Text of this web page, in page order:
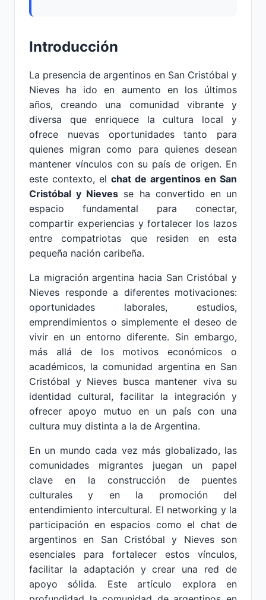
Introducción
La presencia de argentinos en San Cristóbal y
Nieves ha ido en aumento en los últimos
años, creando una comunidad vibrante y
diversa que enriquece la cultura local y
ofrece nuevas oportunidades tanto para
quienes migran como para quienes desean
mantener vínculos con su país de origen. En
este contexto, el chat de argentinos en San
Cristóbal y Nieves se ha convertido en un
espacio fundamental para conectar,
compartir experiencias y fortalecer los lazos
entre compatriotas que residen en esta
pequeña nación caribeña.
La migración argentina hacia San Cristóbal y
Nieves responde a diferentes motivaciones:
oportunidades laborales, estudios,
emprendimientos o simplemente el deseo de
vivir en un entorno diferente. Sin embargo,
más allá de los motivos económicos o
académicos, la comunidad argentina en San
Cristóbal y Nieves busca mantener viva su
identidad cultural, facilitar la integración y
ofrecer apoyo mutuo en un país con una
cultura muy distinta a la de Argentina.
En un mundo cada vez más globalizado, las
comunidades migrantes juegan un papel
clave en la construcción de puentes
culturales y en la promoción del
entendimiento intercultural. El networking y la
participación en espacios como el chat de
argentinos en San Cristóbal y Nieves son
esenciales para fortalecer estos vínculos,
facilitar la adaptación y crear una red de
apoyo sólida. Este artículo explora en